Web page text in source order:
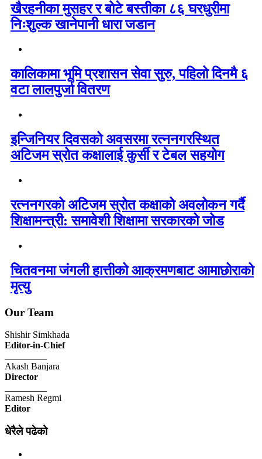
खैरहनीका मुसहर र बोटे बस्तीका ८६ घरधुरीमा
निःशुल्क खानेपानी धारा जडान
कालिकामा भूमि प्रशासन सेवा सुरु, पहिलो दिनमै ६
वटा लालपुर्जा वितरण
इन्जिनियर दिवसको अवसरमा रत्ननगरस्थित
अटिजम स्रोत कक्षालाई कुर्सी र टेबल सहयोग
रत्ननगरको अटिजम स्रोत कक्षाको अवलोकन गर्दै
शिक्षामन्त्री: समावेशी शिक्षामा सरकारको जोड
चितवनमा जंगली हात्तीको आक्रमणबाट आमाछोराको
मृत्यु
Our Team
Shishir Simkhada
Editor-in-Chief
Akash Banjara
Director
Ramesh Regmi
Editor
धेरैले पढेको